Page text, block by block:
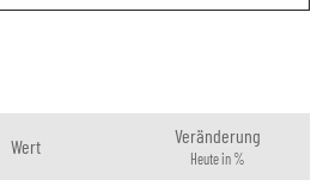
Wert Veränderung
Heute in %